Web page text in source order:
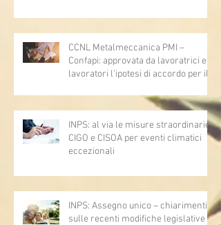
articoli 1362, 2697, 2730, 2732, 2734
e 2735)
CCNL Metalmeccanica PMI –
Confapi: approvata da lavoratrici e
lavoratori l’ipotesi di accordo per il
INPS: al via le misure straordinarie
CIGO e CISOA per eventi climatici
eccezionali
INPS: Assegno unico – chiarimenti
sulle recenti modifiche legislative